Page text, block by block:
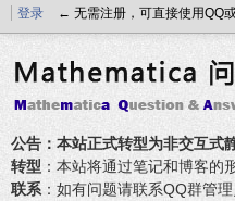
登录 ← 无需注册，可直接使用QQ
公告：本站正式转型为非交互式
转型 ：本站将通过笔记和博客
联系 ：如有问题请联系QQ群管